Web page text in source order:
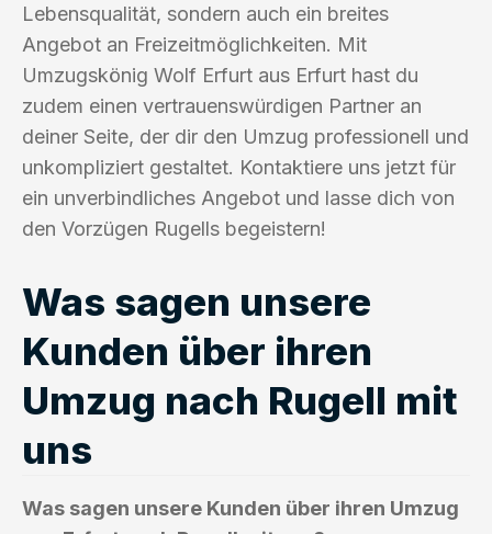
Lebensqualität, sondern auch ein breites
Angebot an Freizeitmöglichkeiten. Mit
Umzugskönig Wolf Erfurt aus Erfurt hast du
zudem einen vertrauenswürdigen Partner an
deiner Seite, der dir den Umzug professionell und
unkompliziert gestaltet. Kontaktiere uns jetzt für
ein unverbindliches Angebot und lasse dich von
den Vorzügen Rugells begeistern!
Was sagen unsere
Kunden über ihren
Umzug nach Rugell mit
uns
Was sagen unsere Kunden über ihren Umzug